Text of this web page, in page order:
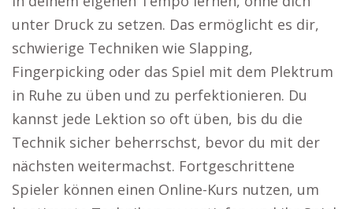
unter Druck zu setzen. Das ermöglicht es dir,
schwierige Techniken wie Slapping,
Fingerpicking oder das Spiel mit dem Plektrum
in Ruhe zu üben und zu perfektionieren. Du
kannst jede Lektion so oft üben, bis du die
Technik sicher beherrschst, bevor du mit der
nächsten weitermachst. Fortgeschrittene
Spieler können einen Online-Kurs nutzen, um